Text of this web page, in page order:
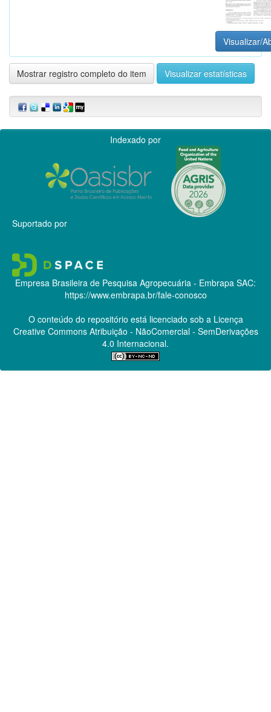
Visualizar/
Mostrar registro completo do item Visualizar estatísticas
Indexado por
Suportado por
Empresa Brasileira de Pesquisa Agropecuária - Embrapa SAC:
https://www.embrapa.br/fale-conosco
O conteúdo do repositório está licenciado sob a Licença
Creative CommonsAtribuição - NãoComercial - SemDerivações
4.0 Internacional.